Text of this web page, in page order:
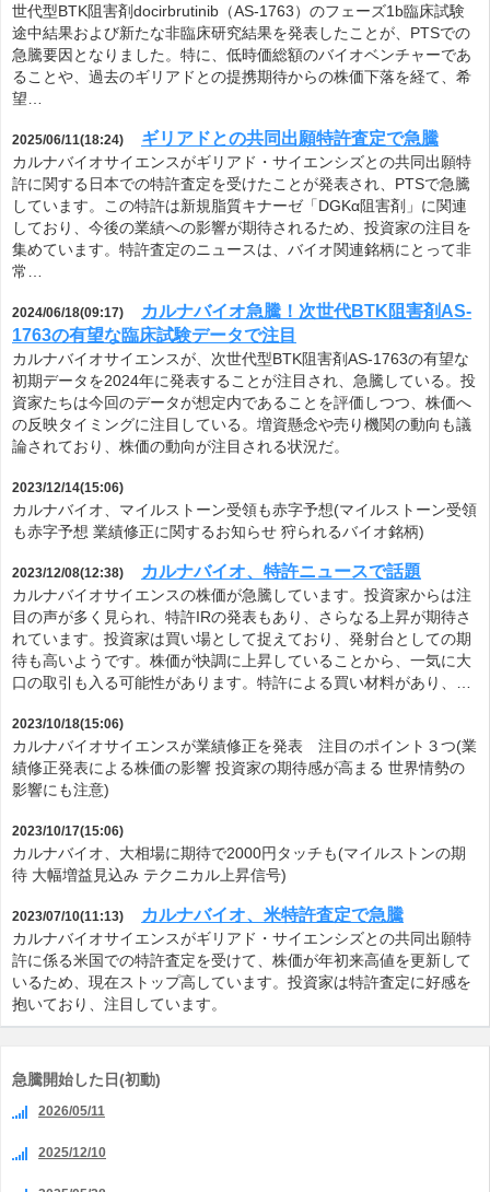
世代型BTK阻害剤docirbrutinib（AS-1763）のフェーズ1b臨床試験
途中結果および新たな非臨床研究結果を発表したことが、PTSでの
急騰要因となりました。特に、低時価総額のバイオベンチャーであ
ることや、過去のギリアドとの提携期待からの株価下落を経て、希
望…
2025/06/11(18:24) ギリアドとの共同出願特許査定で急騰
カルナバイオサイエンスがギリアド・サイエンシズとの共同出願特
許に関する日本での特許査定を受けたことが発表され、PTSで急騰
しています。この特許は新規脂質キナーゼ「DGKα阻害剤」に関連
しており、今後の業績への影響が期待されるため、投資家の注目を
集めています。特許査定のニュースは、バイオ関連銘柄にとって非
常…
2024/06/18(09:17)
カルナバイオ急騰！次世代BTK阻害剤AS-
1763の有望な臨床試験データで注目
カルナバイオサイエンスが、次世代型BTK阻害剤AS-1763の有望な
初期データを2024年に発表することが注目され、急騰している。投
資家たちは今回のデータが想定内であることを評価しつつ、株価へ
の反映タイミングに注目している。増資懸念や売り機関の動向も議
論されており、株価の動向が注目される状況だ。
2023/12/14(15:06)
カルナバイオ、マイルストーン受領も赤字予想(マイルストーン受領
も赤字予想 業績修正に関するお知らせ 狩られるバイオ銘柄)
2023/12/08(12:38) カルナバイオ、特許ニュースで話題
カルナバイオサイエンスの株価が急騰しています。投資家からは注
目の声が多く見られ、特許IRの発表もあり、さらなる上昇が期待さ
れています。投資家は買い場として捉えており、発射台としての期
待も高いようです。株価が快調に上昇していることから、一気に大
口の取引も入る可能性があります。特許による買い材料があり、…
2023/10/18(15:06)
カルナバイオサイエンスが業績修正を発表 注目のポイント３つ(業
績修正発表による株価の影響 投資家の期待感が高まる 世界情勢の
影響にも注意)
2023/10/17(15:06)
カルナバイオ、大相場に期待で2000円タッチも(マイルストンの期
待 大幅増益見込み テクニカル上昇信号)
2023/07/10(11:13) カルナバイオ、米特許査定で急騰
カルナバイオサイエンスがギリアド・サイエンシズとの共同出願特
許に係る米国での特許査定を受けて、株価が年初来高値を更新して
いるため、現在ストップ高しています。投資家は特許査定に好感を
抱いており、注目しています。
急騰開始した日(初動)
2026/05/11
2025/12/10